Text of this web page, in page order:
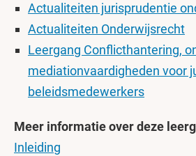
Actualiteiten jurisprudentie
Actualiteiten Onderwijsrecht
Leergang Conflicthantering,
mediationvaardigheden voor
beleidsmedewerkers
Meer informatie over deze
Inleiding